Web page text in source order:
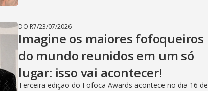
e
o
DO R7/23/07/2026
Imagine os maiores fofoqueiros
do mundo reunidos em um só
lugar: isso vai acontecer!
Terceira edição do Fofoca Awards acontece no dia 16 de